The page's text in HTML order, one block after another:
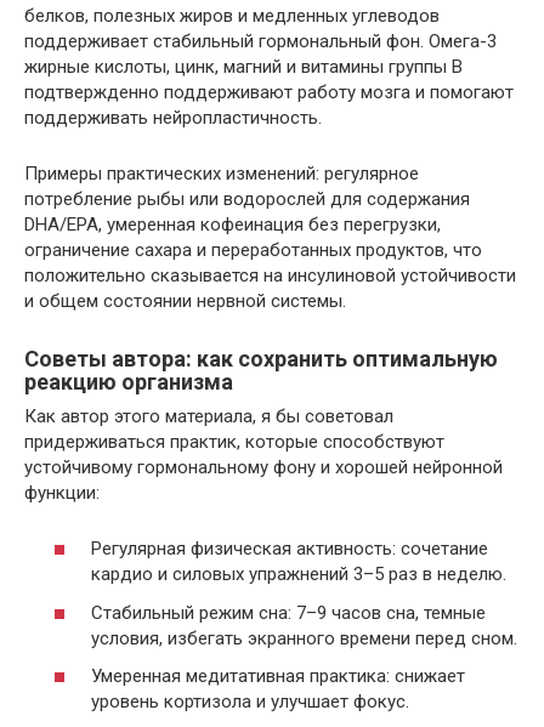
белков, полезных жиров и медленных углеводов
поддерживает стабильный гормональный фон. Омега-3
жирные кислоты, цинк, магний и витамины группы B
подтвержденно поддерживают работу мозга и помогают
поддерживать нейропластичность.
Примеры практических изменений: регулярное
потребление рыбы или водорослей для содержания
DHA/EPA, умеренная кофеинация без перегрузки,
ограничение сахара и переработанных продуктов, что
положительно сказывается на инсулиновой устойчивости
и общем состоянии нервной системы.
Советы автора: как сохранить оптимальную
реакцию организма
Как автор этого материала, я бы советовал
придерживаться практик, которые способствуют
устойчивому гормональному фону и хорошей нейронной
функции:
Регулярная физическая активность: сочетание
кардио и силовых упражнений 3–5 раз в неделю.
Стабильный режим сна: 7–9 часов сна, темные
условия, избегать экранного времени перед сном.
Умеренная медитативная практика: снижает
уровень кортизола и улучшает фокус.